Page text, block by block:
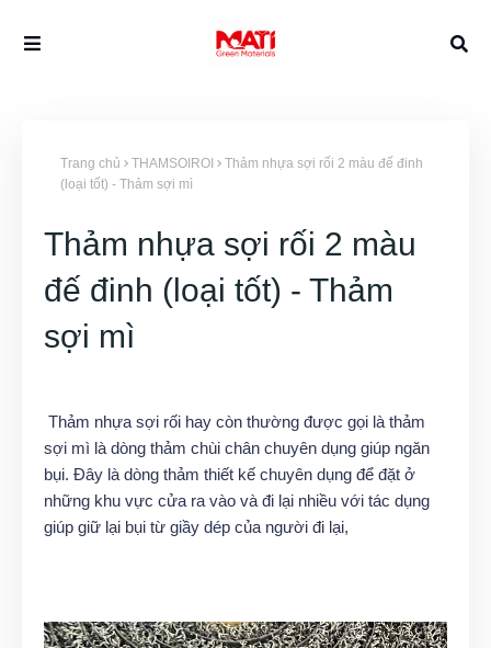
Trang chủ THAMSOIROI
Thảm nhựa sợi rối 2 màu đế đinh
(loại tốt) - Thảm sợi mì
Thảm nhựa sợi rối 2 màu
đế đinh (loại tốt) - Thảm
sợi mì
Thảm nhựa sợi rối hay còn thường được gọi là thảm
sợi mì là dòng thảm chùi chân chuyên dụng giúp ngăn
bụi. Đây là dòng thảm thiết kế chuyên dụng để đặt ở
những khu vực cửa ra vào và đi lại nhiều với tác dụng
giúp giữ lại bụi từ giầy dép của người đi lại,